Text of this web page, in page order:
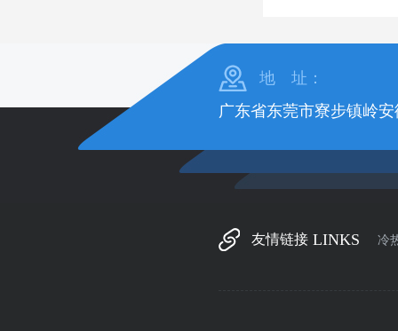
地 址：
广东省东莞市寮步镇岭
友情链接 LINKS 冷